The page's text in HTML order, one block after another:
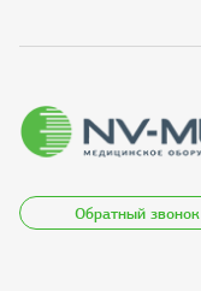
Обратный звонок